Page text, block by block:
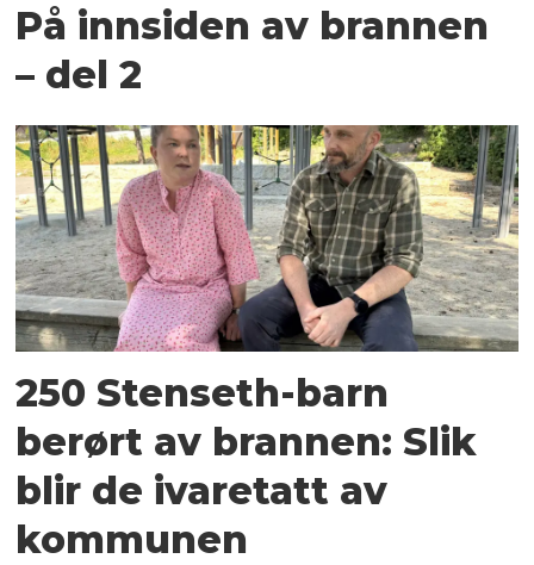
På innsiden av brannen
– del 2
250 Stenseth-barn
berørt av brannen: Slik
blir de ivaretatt av
kommunen